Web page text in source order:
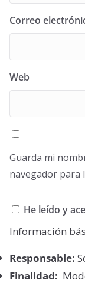
Correo
Web
Guarda mi
navegador para
He leído y
Información
Responsable:
Finalidad: